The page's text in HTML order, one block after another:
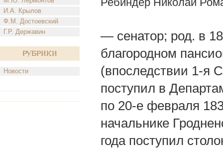
И.А. Крылов
Ф.М. Достоевский
Г.Р. Державин
Рубрики
Новости
— сенатор; род. в
благородном
(впоследствии 1-я
поступил в
по 20-e февраля
начальнике
года поступил